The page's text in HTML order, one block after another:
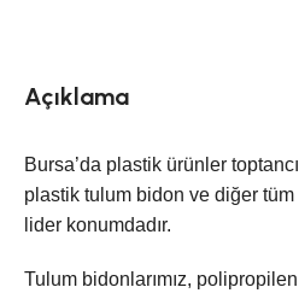
Açıklama
Bursa’da plastik ürünler
plastik tulum bidon ve diğer
lider konumdadır.
Tulum bidonlarımız,